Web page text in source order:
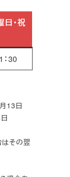
日・祝
30
13日
はその翌